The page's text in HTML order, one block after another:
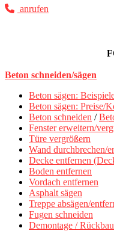
anrufen
Beton schneiden/sägen
Beton sägen:
Beton sägen: Preise/
Beton schneiden /
Fenster erweitern/
Türe vergrößern
Wand durchbrechen/
Decke entfernen
Boden entfernen
Vordach entfernen
Asphalt sägen
Treppe absägen/
Fugen schneiden
Demontage / Rückbau